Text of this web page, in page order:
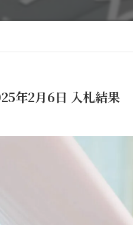
年2月6日 入札結果